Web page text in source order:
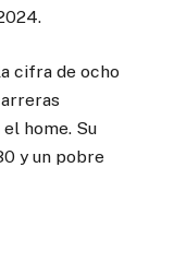
cifra de ocho
home. Su
y un pobre